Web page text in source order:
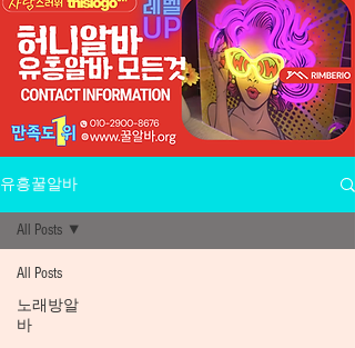
유흥꿀알바
All Posts
노래방알
바
All Posts